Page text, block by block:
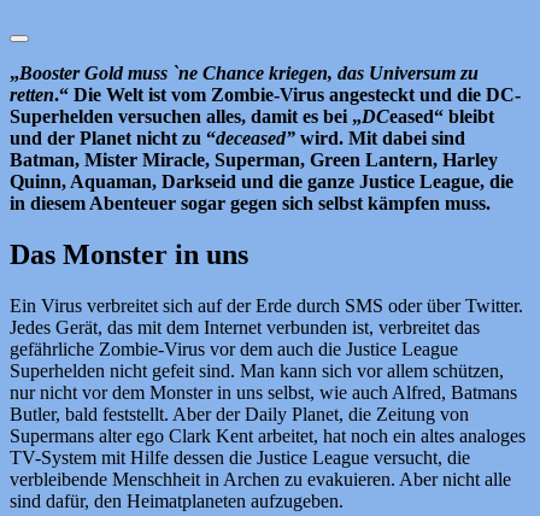
„Booster Gold muss `ne Chance kriegen, das Universum zu
retten.“ Die Welt ist vom Zombie-Virus angesteckt und die DC-
Superhelden versuchen alles, damit es bei „DCeased“ bleibt
und der Planet nicht zu “deceased” wird. Mit dabei sind
Batman, Mister Miracle, Superman, Green Lantern, Harley
Quinn, Aquaman, Darkseid und die ganze Justice League, die
in diesem Abenteuer sogar gegen sich selbst kämpfen muss.
Das Monster in uns
Ein Virus verbreitet sich auf der Erde durch SMS oder über Twitter.
Jedes Gerät, das mit dem Internet verbunden ist, verbreitet das
gefährliche Zombie-Virus vor dem auch die Justice League
Superhelden nicht gefeit sind. Man kann sich vor allem schützen,
nur nicht vor dem Monster in uns selbst, wie auch Alfred, Batmans
Butler, bald feststellt. Aber der Daily Planet, die Zeitung von
Supermans alter ego Clark Kent arbeitet, hat noch ein altes analoges
TV-System mit Hilfe dessen die Justice League versucht, die
verbleibende Menschheit in Archen zu evakuieren. Aber nicht alle
sind dafür, den Heimatplaneten aufzugeben.